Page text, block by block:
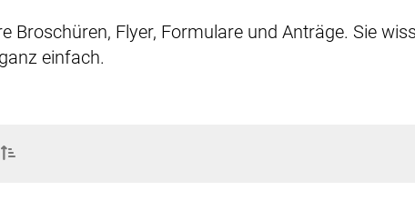
Broschüren, Flyer, Formulare und Anträge. Sie
einfach.